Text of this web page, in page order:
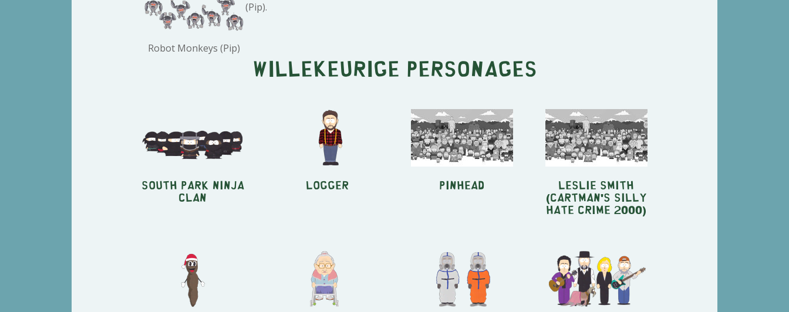
Robot Monkeys (Pip)
(Pip).
Willekeurige personages
South Park Ninja
Clan
Logger Pinhead Leslie Smith
(Cartman's Silly
Hate Crime 2000)